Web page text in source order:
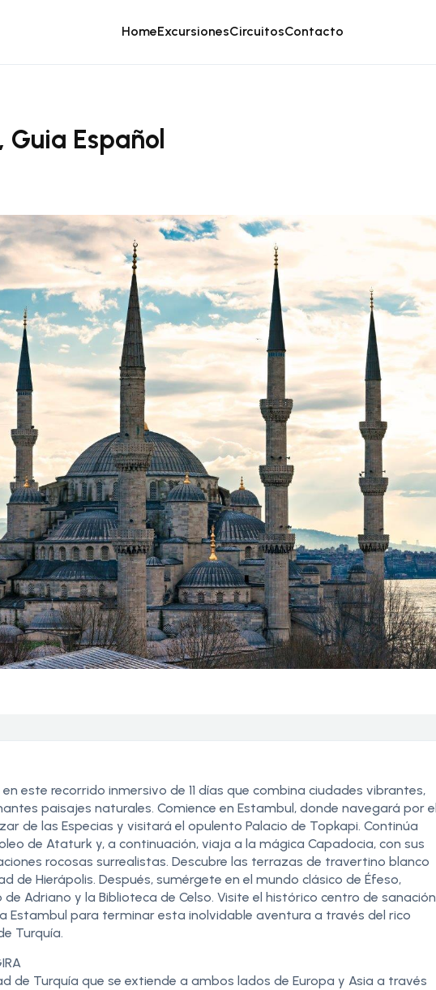
HomeExcursionesCircuitosContacto
Español
este recorrido inmersivo de 11 días que combina ciudades vibrantes,
paisajes naturales. Comience en Estambul, donde navegará por el
de las Especias y visitará el opulento Palacio de Topkapi. Continúa
de Ataturk y, a continuación, viaja a la mágica Capadocia, con sus
rocosas surrealistas. Descubre las terrazas de travertino blanco
de Hierápolis. Después, sumérgete en el mundo clásico de Éfeso,
Adriano y la Biblioteca de Celso. Visite el histórico centro de sanación
Estambul para terminar esta inolvidable aventura a través del rico
Turquía.
de Turquía que se extiende a ambos lados de Europa y Asia a través